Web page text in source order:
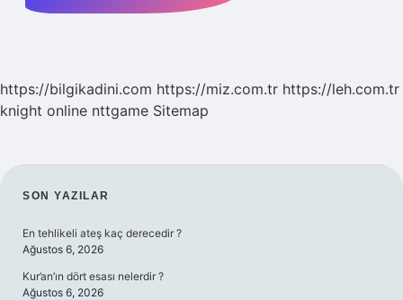
https://bilgikadini.com https://miz.com.tr https://leh.com.tr
knight online nttgame Sitemap
SIDEBAR
SON YAZILAR
En tehlikeli ateş kaç derecedir ?
Ağustos 6, 2026
Kur’an’ın dört esası nelerdir ?
Ağustos 6, 2026